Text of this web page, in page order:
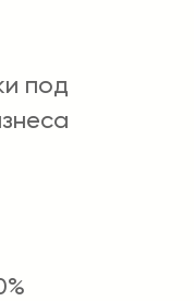
под